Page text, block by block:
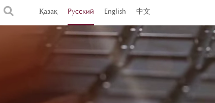
Қазақ Русский English 中文